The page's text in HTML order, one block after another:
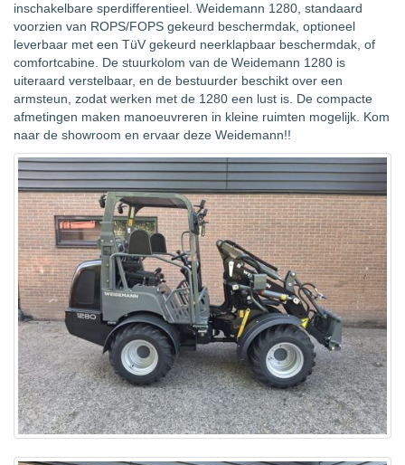
inschakelbare sperdifferentieel. Weidemann 1280, standaard
voorzien van ROPS/FOPS gekeurd beschermdak, optioneel
leverbaar met een TüV gekeurd neerklapbaar beschermdak, of
comfortcabine. De stuurkolom van de Weidemann 1280 is
uiteraard verstelbaar, en de bestuurder beschikt over een
armsteun, zodat werken met de 1280 een lust is. De compacte
afmetingen maken manoeuvreren in kleine ruimten mogelijk. Kom
naar de showroom en ervaar deze Weidemann!!